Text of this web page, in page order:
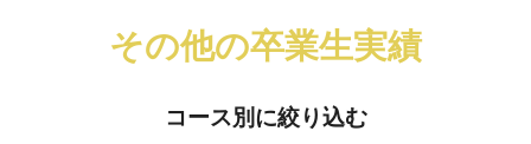
その他の卒業生実績
コース別に絞り込む